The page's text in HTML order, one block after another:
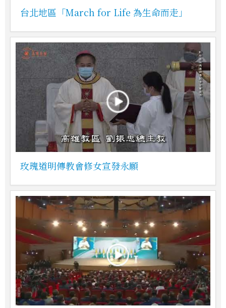
台北地區「March for Life 為生命而走」
玫瑰道明傳教會修女宣發永願